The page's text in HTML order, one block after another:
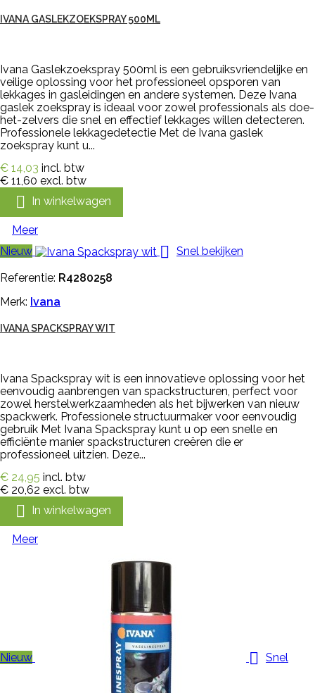
IVANA GASLEKZOEKSPRAY 500ML
Ivana Gaslekzoekspray 500ml is een gebruiksvriendelijke en
veilige oplossing voor het professioneel opsporen van
lekkages in gasleidingen en andere systemen. Deze Ivana
gaslek zoekspray is ideaal voor zowel professionals als doe-
het-zelvers die snel en effectief lekkages willen detecteren.
Professionele lekkagedetectie Met de Ivana gaslek
zoekspray kunt u...
€ 14,03 incl. btw
€ 11,60 excl. btw
 In winkelwagen
Meer
Nieuw
 Snel bekijken
Referentie: R4280258
Merk: Ivana
IVANA SPACKSPRAY WIT
Ivana Spackspray wit is een innovatieve oplossing voor het
eenvoudig aanbrengen van spackstructuren, perfect voor
zowel herstelwerkzaamheden als het bijwerken van nieuw
spackwerk. Professionele structuurmaker voor eenvoudig
gebruik Met Ivana Spackspray kunt u op een snelle en
efficiënte manier spackstructuren creëren die er
professioneel uitzien. Deze...
€ 24,95 incl. btw
€ 20,62 excl. btw
 In winkelwagen
Meer
Nieuw  Snel